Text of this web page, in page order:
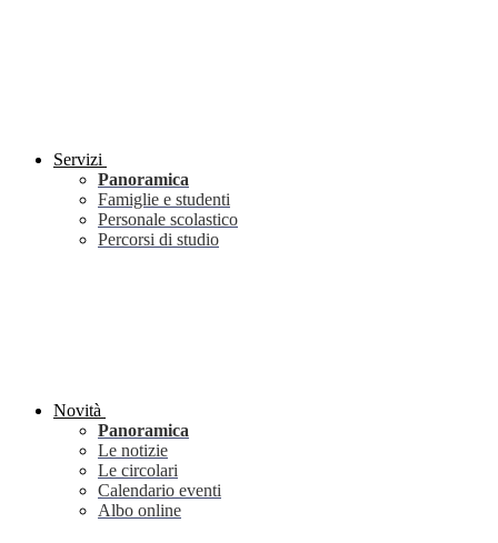
Servizi
Panoramica
Famiglie e studenti
Personale scolastico
Percorsi di studio
Novità
Panoramica
Le notizie
Le circolari
Calendario eventi
Albo online